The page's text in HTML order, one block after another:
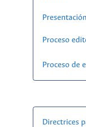
Proceso
Proceso de
Directrices